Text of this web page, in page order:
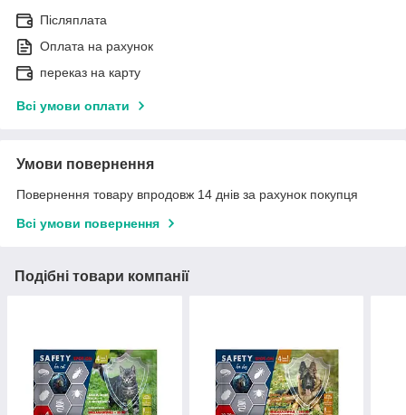
Післяплата
Оплата на рахунок
переказ на карту
Всі умови оплати
Умови повернення
Повернення товару впродовж 14 днів за рахунок покупця
Всі умови повернення
Подібні товари компанії